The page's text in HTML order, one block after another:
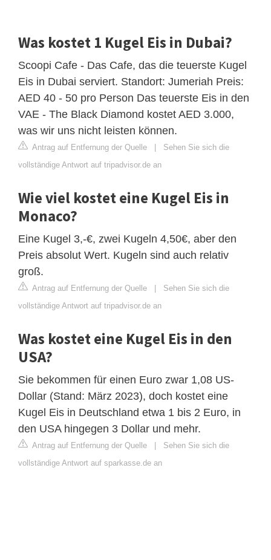
Was kostet 1 Kugel Eis in Dubai?
Scoopi Cafe - Das Cafe, das die teuerste Kugel
Eis in Dubai serviert. Standort: Jumeriah Preis:
AED 40 - 50 pro Person Das teuerste Eis in den
VAE - The Black Diamond kostet AED 3.000,
was wir uns nicht leisten können.
Antrag auf Entfernung der Quelle | Sehen Sie sich die
vollständige Antwort auf tripadvisor.de an
Wie viel kostet eine Kugel Eis in
Monaco?
Eine Kugel 3,-€, zwei Kugeln 4,50€, aber den
Preis absolut Wert. Kugeln sind auch relativ
groß.
Antrag auf Entfernung der Quelle | Sehen Sie sich die
vollständige Antwort auf tripadvisor.de an
Was kostet eine Kugel Eis in den
USA?
Sie bekommen für einen Euro zwar 1,08 US-
Dollar (Stand: März 2023), doch kostet eine
Kugel Eis in Deutschland etwa 1 bis 2 Euro, in
den USA hingegen 3 Dollar und mehr.
Antrag auf Entfernung der Quelle | Sehen Sie sich die
vollständige Antwort auf sparkasse.de an